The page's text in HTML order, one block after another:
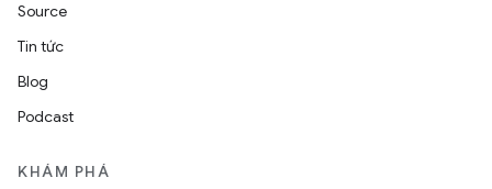
Source
Tin tức
Blog
Podcast
KHÁM PHÁ